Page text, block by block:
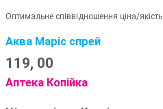
Оптимальне співвідношення ціна/якість
Аква Маріс спрей
119, 00
Аптека Копійка